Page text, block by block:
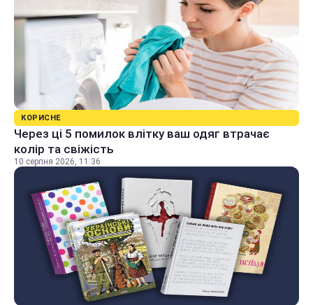
КОРИСНЕ
Через ці 5 помилок влітку ваш одяг втрачає
колір та свіжість
10 серпня 2026, 11:36